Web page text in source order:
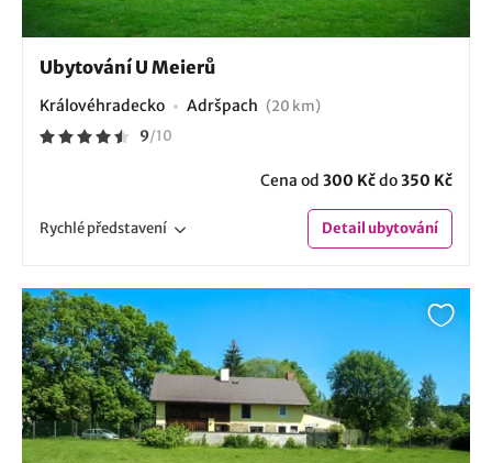
Ubytování U Meierů
Královéhradecko Adršpach (20 km)
9/10
Cena od 300 Kčdo350 Kč
Rychlépředstavení Detailubytování